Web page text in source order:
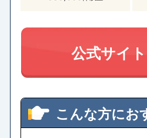
公式サイ
こんな方にお